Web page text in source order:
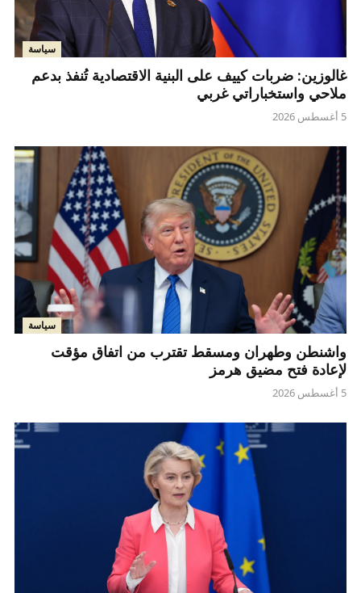
سياسة
غالوزين: ضربات كييف على البنية الاقتصادية تُنفذ بدعم
ملاحي واستخباراتي غربي
5 أغسطس 2026
سياسة
واشنطن وطهران ومسقط تقترب من اتفاق مؤقت
لإعادة فتح مضيق هرمز
5 أغسطس 2026